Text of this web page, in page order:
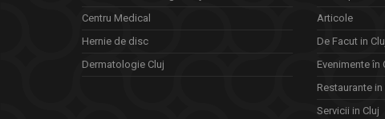
Centru Medical
Hernie de disc
Dermatologie Cluj
Articole
De Facut in
Evenimente în
Restaurante in
Servicii in Cluj